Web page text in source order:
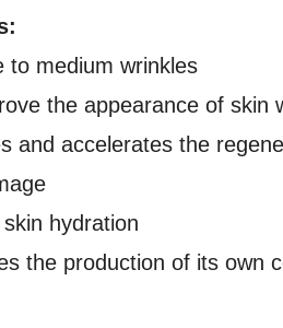
to medium wrinkles
the appearance of skin
and accelerates the
hydration
the production of its own